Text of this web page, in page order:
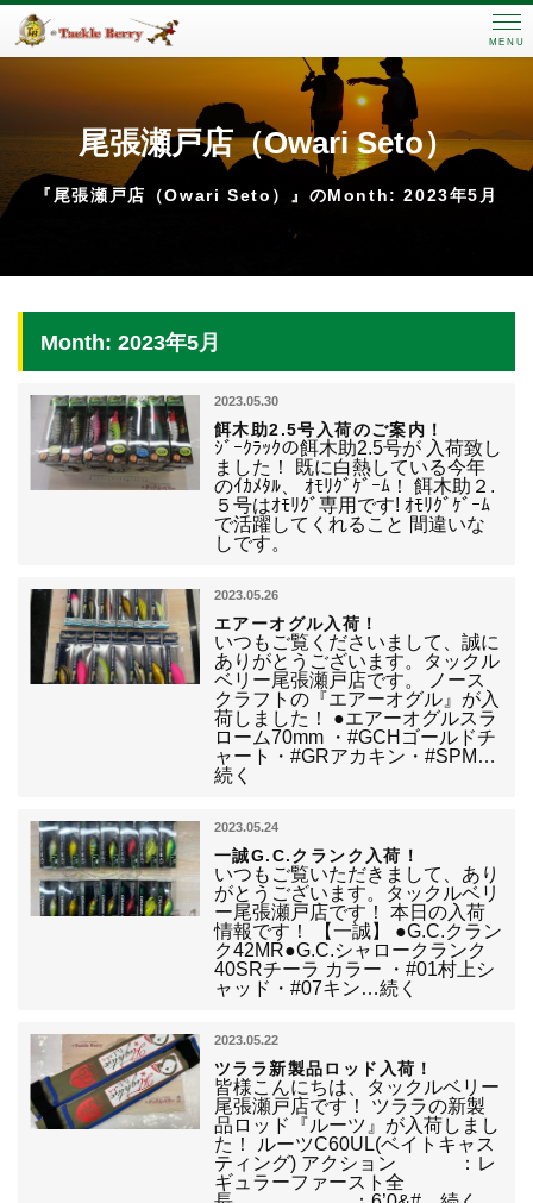
MENU
尾張瀬戸店（Owari Seto）
『尾張瀬戸店（Owari Seto）』のMonth: 2023年5月
Month: 2023年5月
2023.05.30
餌木助2.5号入荷のご案内！
ｼﾞｰｸﾗｯｸの餌木助2.5号が 入荷致し
ました！ 既に白熱している今年
のｲｶﾒﾀﾙ、 ｵﾓﾘｸﾞｹﾞｰﾑ！ 餌木助２.
５号はｵﾓﾘｸﾞ専用です! ｵﾓﾘｸﾞｹﾞｰﾑ
で活躍してくれること 間違いな
しです。
2023.05.26
エアーオグル入荷！
いつもご覧くださいまして、誠に
ありがとうございます。タックル
ベリー尾張瀬戸店です。 ノース
クラフトの『エアーオグル』が入
荷しました！ ●エアーオグルスラ
ローム70mm ・#GCHゴールドチ
ャート・#GRアカキン・#SPM…
続く
2023.05.24
一誠G.C.クランク入荷！
いつもご覧いただきまして、あり
がとうございます。タックルベリ
ー尾張瀬戸店です！ 本日の入荷
情報です！ 【一誠】 ●G.C.クラン
ク42MR●G.C.シャロークランク
40SRチーラ カラー ・#01村上シ
ャッド・#07キン…続く
2023.05.22
ツララ新製品ロッド入荷！
皆様こんにちは、タックルベリー
尾張瀬戸店です！ ツララの新製
品ロッド『ルーツ』が入荷しまし
た！ ルーツC60UL(ベイトキャス
ティング) アクション ：レ
ギュラーファースト全